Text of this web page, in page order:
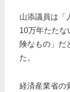
山添議員は「
10万年たたな
険なもの」だ
た。
経済産業省の